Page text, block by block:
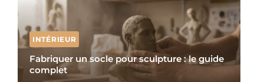
INTÉRIEUR
Fabriquer un socle pour sculpture : le guide
complet